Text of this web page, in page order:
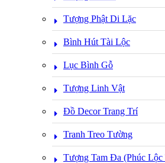
Tượng Phật Di Lặc
Bình Hút Tài Lộc
Lục Bình Gỗ
Tượng Linh Vật
Đồ Decor Trang Trí
Tranh Treo Tường
Tượng Tam Đa (Phúc Lộc